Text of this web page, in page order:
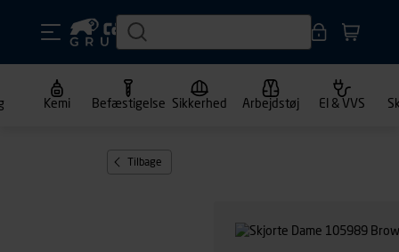
Kemi Befæstigelse Sikkerhed Arbejdstøj El & VVS
Tilbage